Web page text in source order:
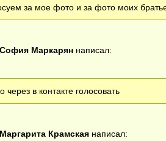
за мое фото и за фото моих
София Маркарян написал:
через в контакте голосовать
Маргарита Крамская написал: